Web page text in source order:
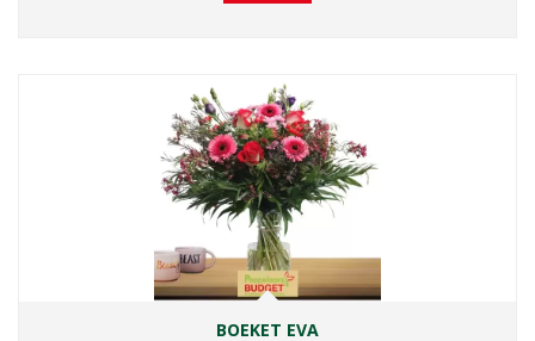
BOEKET EVA